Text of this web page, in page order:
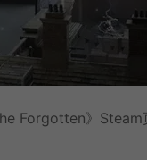
Forgotten》